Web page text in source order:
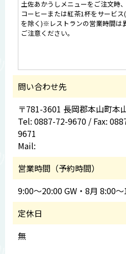
土佐あかうしメニューをご注文時
コーヒーまたは紅茶1杯をサービス
を除く)※レストランの営業時間は
ご注意ください。
問い合わせ先
〒781-3601 長岡郡本山町本
Tel: 0887-72-9670 / Fax:
9671
Mail:
営業時間（予約時間）
9:00～20:00 GW・8月 8:00
定休日
無